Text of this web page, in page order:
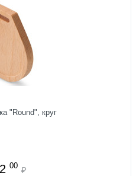
"Round", круг
00 ₽